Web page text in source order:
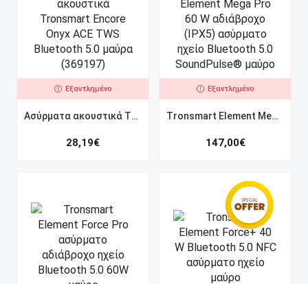
Εξαντλημένο
Ασύρματα ακουστικά Tronsmart Encore Onyx ACE TWS Bluetooth 5.0 μαύρα (369197)
28,19€
Εξαντλημένο
Tronsmart Element Mega Pro 60 W αδιάβροχο (IPX5) ασύρματο ηχείο Bluetooth 5.0 SoundPulse® μαύρο
147,00€